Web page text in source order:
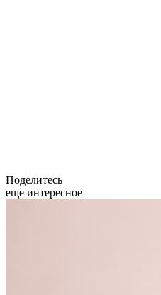
Поделитесь
еще интересное